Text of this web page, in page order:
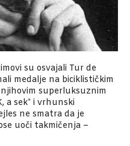
su osvajali Tur de
medalje na biciklističkim
superluksuznim
a sek* i vrhunski
ne smatra da je
uoči takmičenja –